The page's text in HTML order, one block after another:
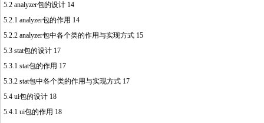
5.2 analyzer包的设计 14
5.2.1 analyzer包的作用 14
5.2.2 analyzer包中各个类的作用与实现方式 15
5.3 stat包的设计 17
5.3.1 stat包的作用 17
5.3.2 stat包中各个类的作用与实现方式 17
5.4 ui包的设计 18
5.4.1 ui包的作用 18